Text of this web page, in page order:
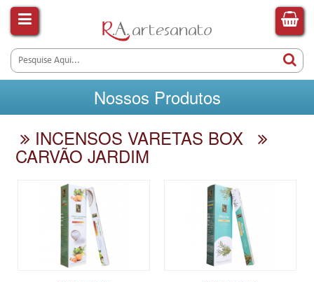
Nossos Produtos
INCENSOS VARETAS BOX
CARVÃO JARDIM